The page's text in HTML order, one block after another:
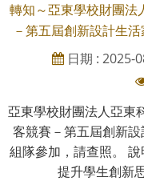
轉知～亞東學校財團法
－第五屆創新設計生
日期 : 2025-
亞東學校財團法人亞東
客競賽－第五屆創新
組隊參加，請查照。
提升學生創新